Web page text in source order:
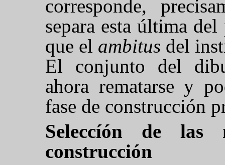
corresponde,
separa esta última
que el ambitus del
El conjunto del
ahora rematarse y
fase de construcción
Seleccíón de las
construcción